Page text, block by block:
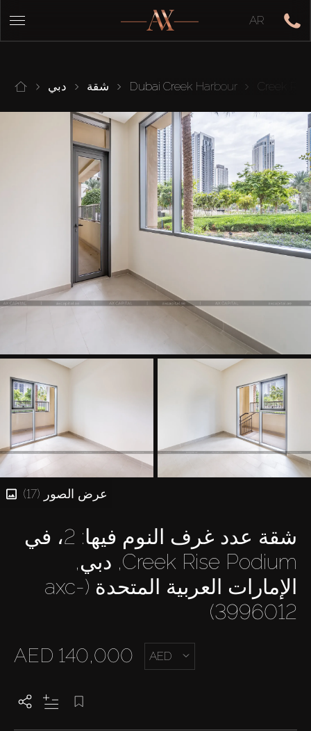
AR
دبي شقة Dubai Creek Harbour Creek Rise
عرض الصور (17)
شقة عدد غرف النوم فيها: 2، في
Creek Rise Podium, دبي,
الإمارات العربية المتحدة (axc-
3996012)
AED 140,000 AED